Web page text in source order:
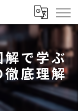
解で学ぶ
徹底理解